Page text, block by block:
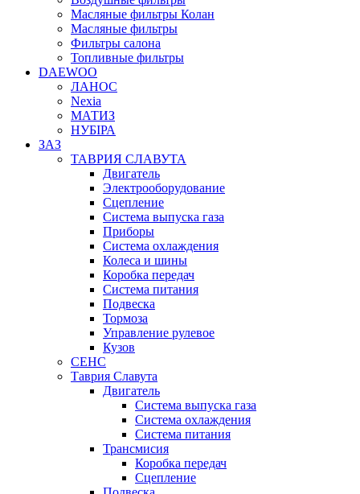
Масляные фильтры Колан
Масляные фильтры
Фильтры салона
Топливные фильтры
DAEWOO
ЛАНОС
Nexia
МАТИЗ
НУБІРА
ЗАЗ
ТАВРИЯ СЛАВУТА
Двигатель
Электрооборудование
Сцепление
Система выпуска газа
Приборы
Система охлаждения
Колеса и шины
Коробка передач
Система питания
Подвеска
Тормоза
Управление рулевое
Кузов
СЕНС
Таврия Славута
Двигатель
Система выпуска газа
Система охлаждения
Система питания
Трансмисия
Коробка передач
Сцепление